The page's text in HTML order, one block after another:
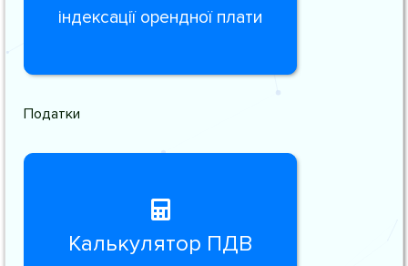
індексації орендної плати
Податки
Калькулятор ПДВ